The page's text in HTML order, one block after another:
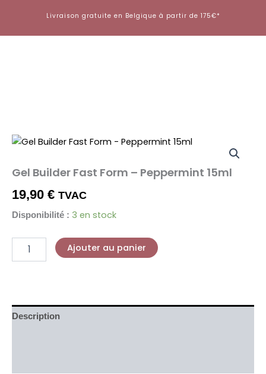
contenu
Livraison gratuite en Belgique à partir de 175€*
Gel Builder Fast Form – Peppermint 15ml
19,90 € TVAC
Disponibilité : 3 en stock
quantité
Builder
Fast
Form
-
Peppermint
15ml
Ajouter au panier
Description